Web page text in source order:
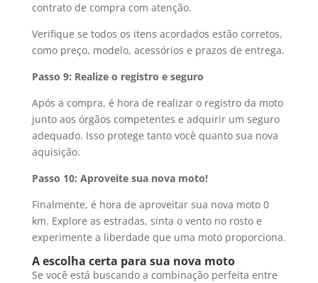
contrato de compra com atenção.
Verifique se todos os itens acordados estão corretos,
como preço, modelo, acessórios e prazos de entrega.
Passo 9: Realize o registro e seguro
Após a compra, é hora de realizar o registro da moto
junto aos órgãos competentes e adquirir um seguro
adequado. Isso protege tanto você quanto sua nova
aquisição.
Passo 10: Aproveite sua nova moto!
Finalmente, é hora de aproveitar sua nova moto 0
km. Explore as estradas, sinta o vento no rosto e
experimente a liberdade que uma moto proporciona.
A escolha certa para sua nova moto
Se você está buscando a combinação perfeita entre